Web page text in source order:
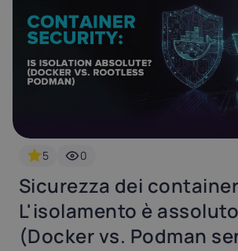
5 0
Sicurezza dei
L'isolamento è
(Docker vs. Podman